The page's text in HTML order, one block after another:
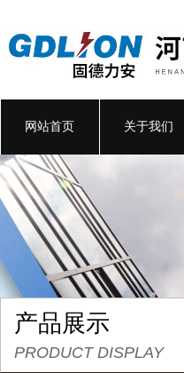
网站首页 关于我们
产品展示
PRODUCT DISPLAY